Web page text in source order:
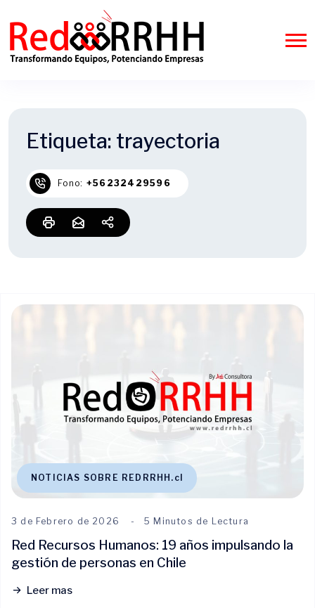
Etiqueta: trayectoria
Fono: +56232429596
NOTICIAS SOBRE REDRRHH.cl
3 de Febrero de 2026 5 Minutos de Lectura
Red Recursos Humanos: 19 años impulsando la
gestión de personas en Chile
Leer mas